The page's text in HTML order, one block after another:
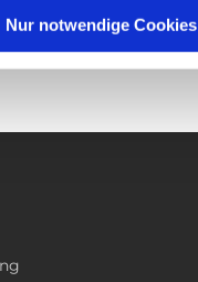
Nur notwendige Cookies